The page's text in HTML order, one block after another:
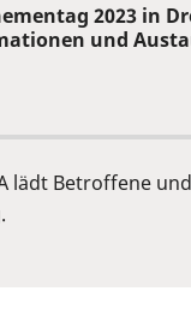
2023 in
und
lädt Betroffene